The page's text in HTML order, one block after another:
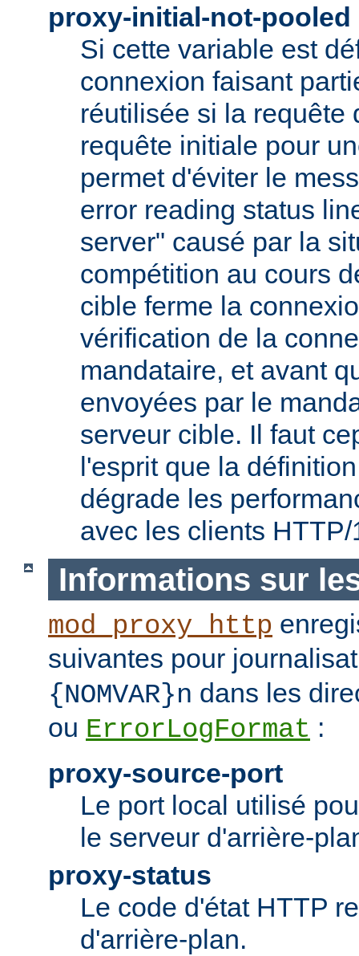
proxy-initial-not-pooled
Si cette variable est
connexion faisant
réutilisée si la requête
requête initiale pour
permet d'éviter le
error reading status
server" causé par la
compétition au cours
cible ferme la
vérification de la
mandataire, et avant
envoyées par le
serveur cible. Il faut
l'esprit que la
dégrade les
avec les clients HTTP/
Informations sur
mod_proxy_http
suivantes pour
{NOMVAR}n dans les
ou ErrorLogFormat :
proxy-source-port
Le port local utilisé
le serveur d'arrière-
proxy-status
Le code d'état HTTP
d'arrière-plan.